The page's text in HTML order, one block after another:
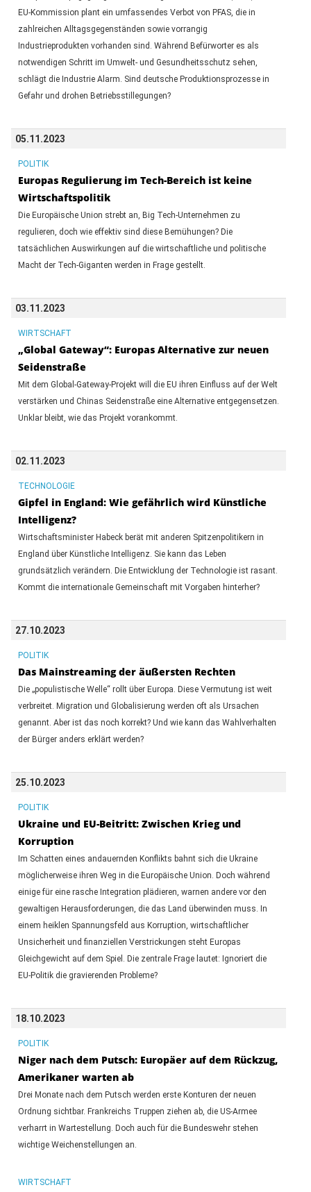
EU-Kommission plant ein umfassendes Verbot von PFAS, die in
zahlreichen Alltagsgegenständen sowie vorrangig
Industrieprodukten vorhanden sind. Während Befürworter es als
notwendigen Schritt im Umwelt- und Gesundheitsschutz sehen,
schlägt die Industrie Alarm. Sind deutsche Produktionsprozesse in
Gefahr und drohen Betriebsstillegungen?
05.11.2023
POLITIK
Europas Regulierung im Tech-Bereich ist keine
Wirtschaftspolitik
Die Europäische Union strebt an, Big Tech-Unternehmen zu
regulieren, doch wie effektiv sind diese Bemühungen? Die
tatsächlichen Auswirkungen auf die wirtschaftliche und politische
Macht der Tech-Giganten werden in Frage gestellt.
03.11.2023
WIRTSCHAFT
„Global Gateway“: Europas Alternative zur neuen
Seidenstraße
Mit dem Global-Gateway-Projekt will die EU ihren Einfluss auf der Welt
verstärken und Chinas Seidenstraße eine Alternative entgegensetzen.
Unklar bleibt, wie das Projekt vorankommt.
02.11.2023
TECHNOLOGIE
Gipfel in England: Wie gefährlich wird Künstliche
Intelligenz?
Wirtschaftsminister Habeck berät mit anderen Spitzenpolitikern in
England über Künstliche Intelligenz. Sie kann das Leben
grundsätzlich verändern. Die Entwicklung der Technologie ist rasant.
Kommt die internationale Gemeinschaft mit Vorgaben hinterher?
27.10.2023
POLITIK
Das Mainstreaming der äußersten Rechten
Die „populistische Welle“ rollt über Europa. Diese Vermutung ist weit
verbreitet. Migration und Globalisierung werden oft als Ursachen
genannt. Aber ist das noch korrekt? Und wie kann das Wahlverhalten
der Bürger anders erklärt werden?
25.10.2023
POLITIK
Ukraine und EU-Beitritt: Zwischen Krieg und
Korruption
Im Schatten eines andauernden Konflikts bahnt sich die Ukraine
möglicherweise ihren Weg in die Europäische Union. Doch während
einige für eine rasche Integration plädieren, warnen andere vor den
gewaltigen Herausforderungen, die das Land überwinden muss. In
einem heiklen Spannungsfeld aus Korruption, wirtschaftlicher
Unsicherheit und finanziellen Verstrickungen steht Europas
Gleichgewicht auf dem Spiel. Die zentrale Frage lautet: Ignoriert die
EU-Politik die gravierenden Probleme?
18.10.2023
POLITIK
Niger nach dem Putsch: Europäer auf dem Rückzug,
Amerikaner warten ab
Drei Monate nach dem Putsch werden erste Konturen der neuen
Ordnung sichtbar. Frankreichs Truppen ziehen ab, die US-Armee
verharrt in Wartestellung. Doch auch für die Bundeswehr stehen
wichtige Weichenstellungen an.
WIRTSCHAFT